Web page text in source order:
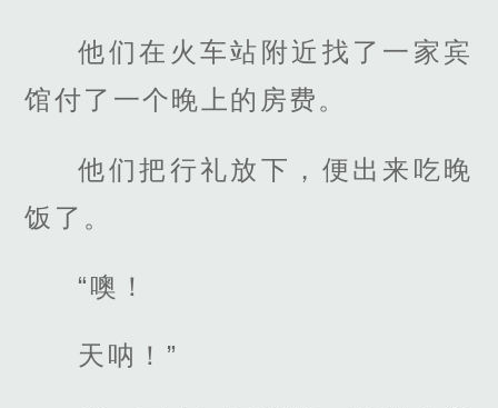
他们在火车站附近找了一家宾
馆付了一个晚上的房费。
他们把行礼放下，便出来吃晚
饭了。
“噢！
天呐！”